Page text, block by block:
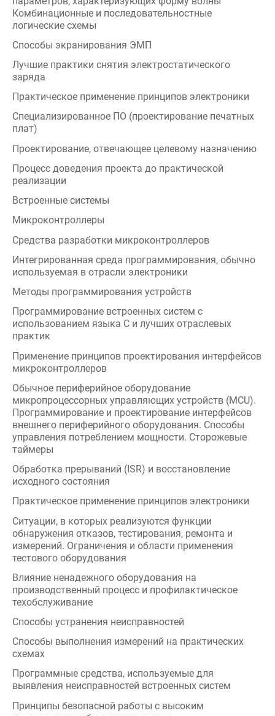
Способы экранирования ЭМП
Лучшие практики снятия электростатического
Специализированное ПО (проектирование печатных
Процесс доведения проекта до практической
Микроконтроллеры
Средства разработки микроконтроллеров
Интегрированная среда программирования, обычно
используемая в отрасли электроники
Методы программирования устройств
Программирование встроенных систем с
использованием языка С и лучших отраслевых
практик
Применение принципов проектирования интерфейсов
микроконтроллеров
Обычное периферийное оборудование
микропроцессорных управляющих устройств (MCU).
Программирование и проектирование интерфейсов
управления потреблением мощности. Сторожевые
таймеры
Обработка прерываний (ISR) и восстановление
исходного состояния
Практическое применение принципов электроники
Ситуации, в которых реализуются функции
обнаружения отказов, тестирования, ремонта и
измерений. Ограничения и области применения
тестового оборудования
Влияние ненадежного оборудования на
производственный процесс и профилактическое
техобслуживание
Способы устранения неисправностей
Способы выполнения измерений на практических
схемах
Программные средства, используемые для
выявления неисправностей встроенных систем
Принципы безопасной работы с высоким
Воздействие электростатических разрядов и
чувствительными к электростатическим разрядам